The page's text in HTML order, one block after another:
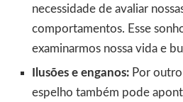
necessidade de avaliar
comportamentos. Esse
examinarmos nossa vida e
Ilusões e enganos: Por
espelho também pode